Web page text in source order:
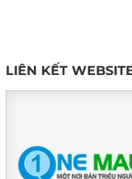
LIÊN KẾT